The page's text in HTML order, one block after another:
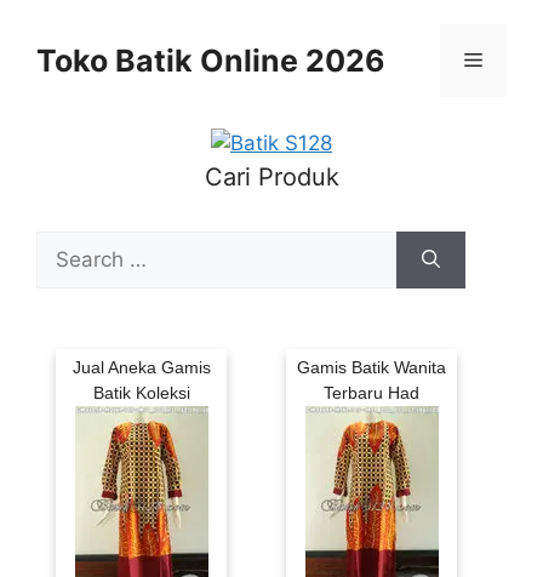
contentToko Batik Online 2026 Menu
Cari Produk
for:
Jual Aneka Gamis
Batik Koleksi
Gamis Batik Wanita
Terbaru Had